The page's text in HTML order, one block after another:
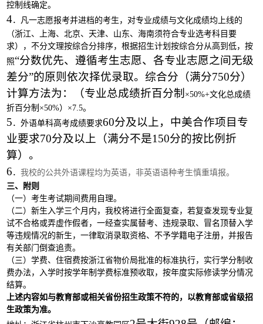
控制线确定。
4．凡一志愿报考并进档的考生，对专业成绩与文化成绩均上线的
（浙江、上海、北京、天津、山东、海南须符合专业选考科目要
求），不分文理按综合分排序，根据招生计划按综合分从高到低，按
照“分数优先、遵循考生志愿、各专业志愿之间无级
差分”的原则依次择优录取。综合分（满分750分）
计算方法为：（专业总成绩折百分制 ×50%+文化总成绩
折百分制 ×50%） ×7.5。
5 ．外语单科高考成绩要求60分及以上，中美合作项目专
业要求70分及以上（满分不是150分的按比例折
算）。
6 ．我校的公共外语课程均为英语，非英语语种考生慎重填报。
三、附则
（一）考生考试期间费用自理。
（二）新生入学三个月内，我校将进行全面复查，若复查发现专业复
试不合格或弄虚作假者，一经查实属替考、违规录取、冒名顶替入学
等违规情况的新生，一律取消录取资格、不予学籍电子注册，并报告
有关部门倒查追责。
（三）学费、住宿费按浙江省物价局批准的标准执行，实行学分制收
费办法，入学时按学年制学费标准预收取，按年度实际修读学分情况
结算。
上述内容如与教育部或相关省份招生政策不符的，以教育部或省级招
生政策为准。